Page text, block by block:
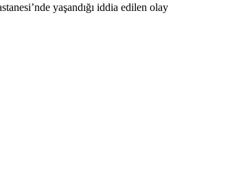
yaşandığı iddia edilen olay